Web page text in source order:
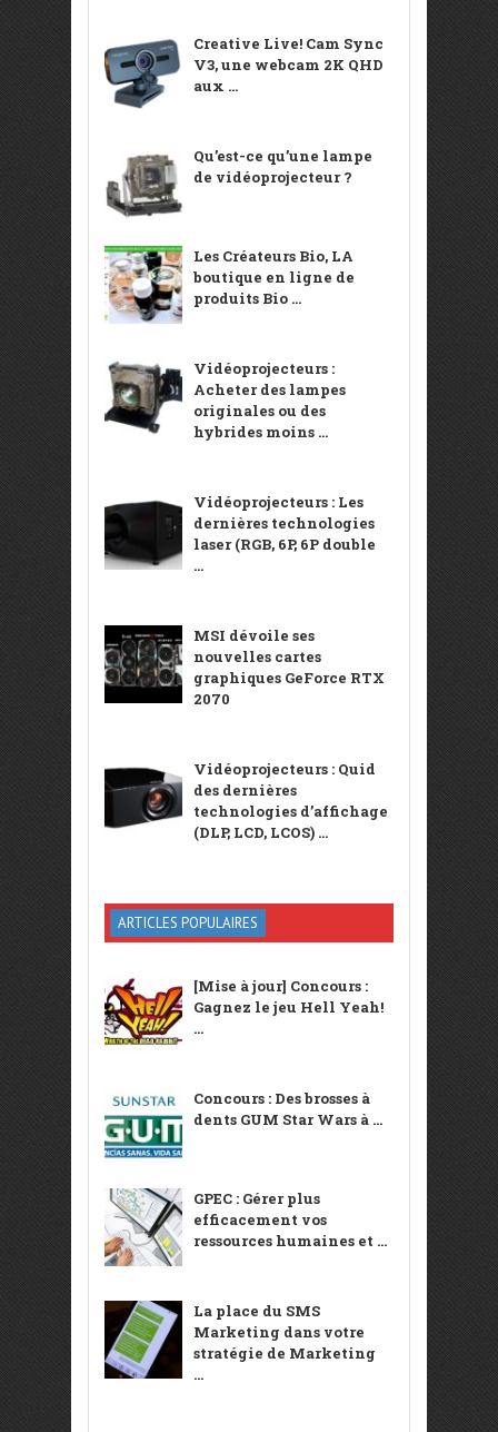
Creative Live! Cam Sync
V3, une webcam 2K QHD
aux ...
Qu’est-ce qu’une lampe
de vidéoprojecteur ?
Les Créateurs Bio, LA
boutique en ligne de
produits Bio ...
Vidéoprojecteurs :
Acheter des lampes
originales ou des
hybrides moins ...
Vidéoprojecteurs : Les
dernières technologies
laser (RGB, 6P, 6P double
...
MSI dévoile ses
nouvelles cartes
graphiques GeForce RTX
2070
Vidéoprojecteurs : Quid
des dernières
technologies d’affichage
(DLP, LCD, LCOS) ...
ARTICLES POPULAIRES
[Mise à jour] Concours :
Gagnez le jeu Hell Yeah!
...
Concours : Des brosses à
dents GUM Star Wars à ...
GPEC : Gérer plus
efficacement vos
ressources humaines et ...
La place du SMS
Marketing dans votre
stratégie de Marketing
...